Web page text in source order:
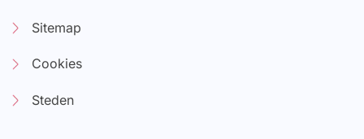
Sitemap
Cookies
Steden